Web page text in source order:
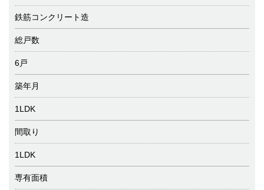
鉄筋コンクリート造
総戸数
6戸
築年月
1LDK
間取り
1LDK
専有面積